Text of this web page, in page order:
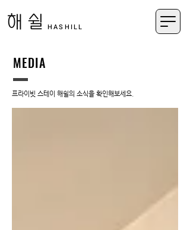
해쉴HASHILL
MEDIA
​프라이빗 스테이 해쉴의 소식을 확인해보세요.